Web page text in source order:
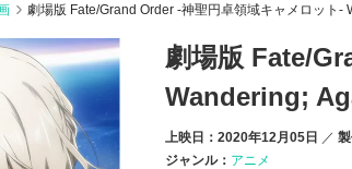
劇場版 Fate/Grand Order -神聖円卓領域キャメロット
劇場版 Fate/
Wandering;
上映日：2020年12月05日
ジャンル： アニメ